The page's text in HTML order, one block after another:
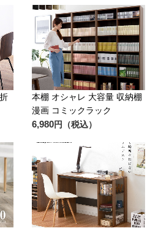
本棚 オシャレ 大容量 収納棚
漫画 コミックラック
6,980円（税込）